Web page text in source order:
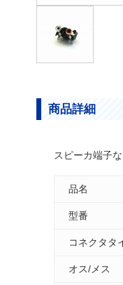
商品詳細
スピーカ端子
品名
型番
コネクタタ
オス/メス